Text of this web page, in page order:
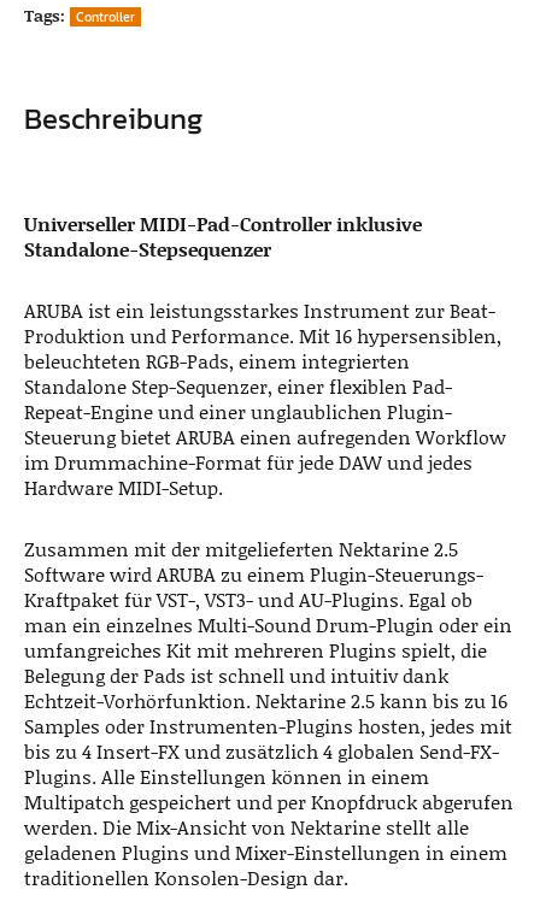
Tags:
Controller
Beschreibung
Universeller MIDI-Pad-Controller inklusive
Standalone-Stepsequenzer
ARUBA ist ein leistungsstarkes Instrument zur Beat-
Produktion und Performance. Mit 16 hypersensiblen,
beleuchteten RGB-Pads, einem integrierten
Standalone Step-Sequenzer, einer flexiblen Pad-
Repeat-Engine und einer unglaublichen Plugin-
Steuerung bietet ARUBA einen aufregenden Workflow
im Drummachine-Format für jede DAW und jedes
Hardware MIDI-Setup.
Zusammen mit der mitgelieferten Nektarine 2.5
Software wird ARUBA zu einem Plugin-Steuerungs-
Kraftpaket für VST-, VST3- und AU-Plugins. Egal ob
man ein einzelnes Multi-Sound Drum-Plugin oder ein
umfangreiches Kit mit mehreren Plugins spielt, die
Belegung der Pads ist schnell und intuitiv dank
Echtzeit-Vorhörfunktion. Nektarine 2.5 kann bis zu 16
Samples oder Instrumenten-Plugins hosten, jedes mit
bis zu 4 Insert-FX und zusätzlich 4 globalen Send-FX-
Plugins. Alle Einstellungen können in einem
Multipatch gespeichert und per Knopfdruck abgerufen
werden. Die Mix-Ansicht von Nektarine stellt alle
geladenen Plugins und Mixer-Einstellungen in einem
traditionellen Konsolen-Design dar.